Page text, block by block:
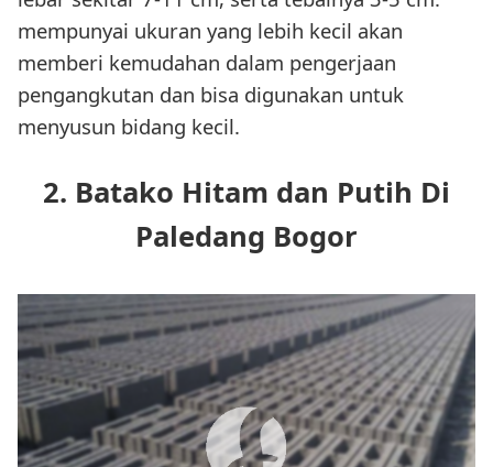
mempunyai ukuran yang lebih kecil akan
memberi kemudahan dalam pengerjaan
pengangkutan dan bisa digunakan untuk
menyusun bidang kecil.
2. Batako Hitam dan Putih Di
Paledang Bogor